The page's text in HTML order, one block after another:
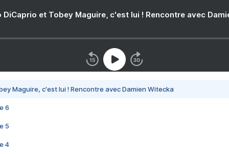
DiCaprio et Tobey Maguire, c'est lui ! Rencontre avec
Maguire, c'est lui ! Rencontre avec Damien Witecka
6
5
4